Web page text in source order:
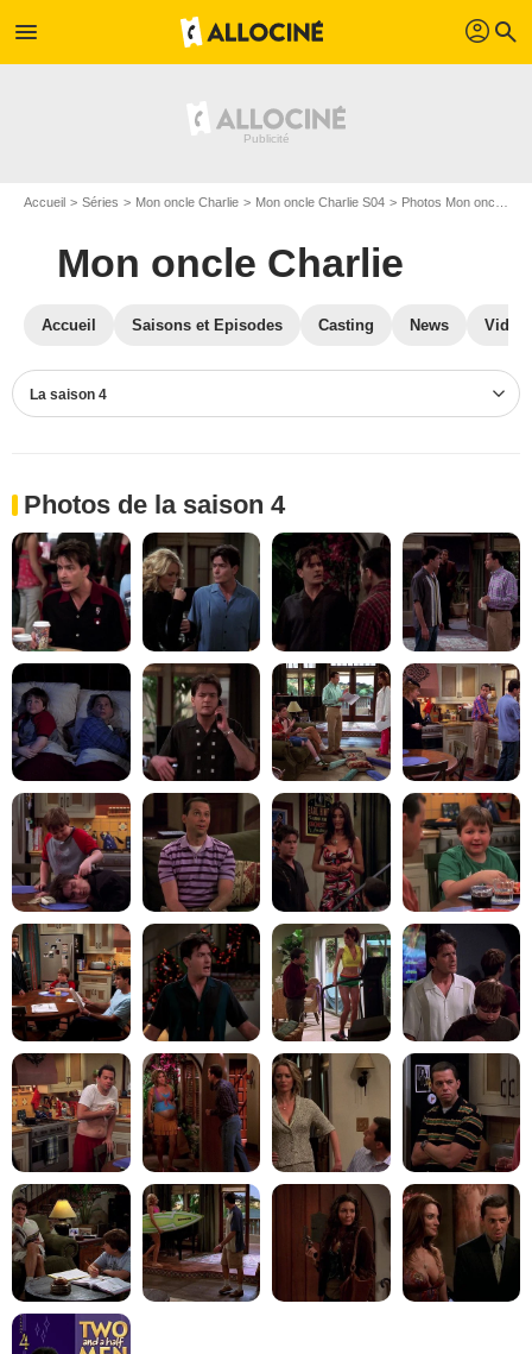
menu profil search
Accueil Séries Mon oncle Charlie Mon oncle Charlie S04 Photos Mon oncle Charlie
Mon oncle Charlie
Accueil Saisons et Episodes Casting News
La saison 4
Photos de la saison 4